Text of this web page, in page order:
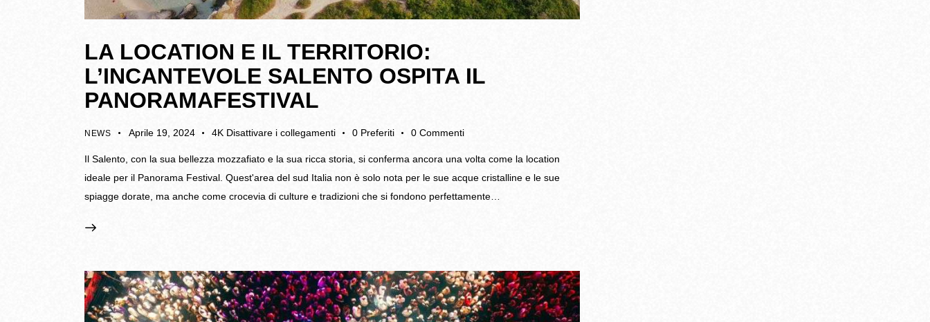
LA LOCATION E IL TERRITORIO:
L’INCANTEVOLE SALENTO OSPITA IL
PANORAMAFESTIVAL
NEWS Aprile 19, 2024 4K Disattivare i collegamenti 0 Preferiti 0 Commenti
Il Salento, con la sua bellezza mozzafiato e la sua ricca storia, si conferma ancora una volta come la location
ideale per il Panorama Festival. Quest'area del sud Italia non è solo nota per le sue acque cristalline e le sue
spiagge dorate, ma anche come crocevia di culture e tradizioni che si fondono perfettamente…